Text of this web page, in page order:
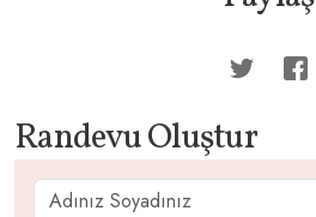
Randevu Oluştur